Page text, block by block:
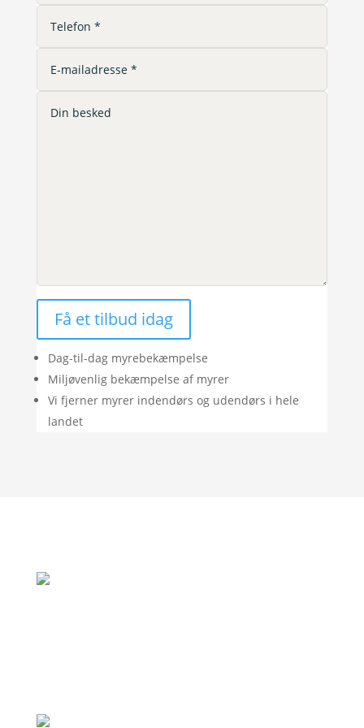
Få et tilbud idag
Dag-til-dag myrebekæmpelse
Miljøvenlig bekæmpelse af myrer
Vi fjerner myrer indendørs og udendørs i hele
landet